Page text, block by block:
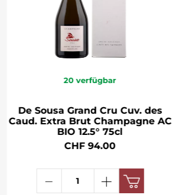
20 verfügbar
De Sousa Grand Cru Cuv. des
Caud. Extra Brut Champagne AC
BIO 12.5° 75cl
CHF 94.00